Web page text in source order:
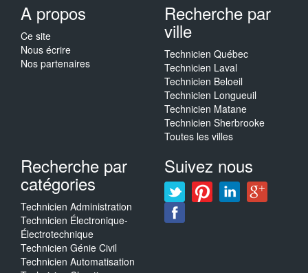
A propos
Ce site
Nous écrire
Nos partenaires
Recherche par
ville
Technicien Québec
Technicien Laval
Technicien Beloeil
Technicien Longueuil
Technicien Matane
Technicien Sherbrooke
Toutes les villes
Recherche par
catégories
Technicien Administration
Technicien Électronique-
Électrotechnique
Technicien Génie Civil
Technicien Automatisation
Suivez nous